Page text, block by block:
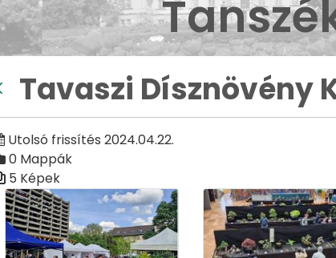
Tavaszi Dísznövény
Utolsó frissítés 2024.04.22.
0 Mappák
5 Képek
Médiatár